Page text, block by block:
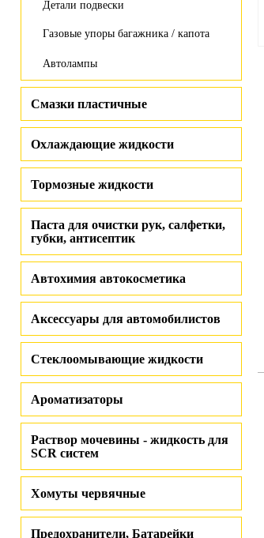
Детали подвески
Газовые упоры багажника / капота
Автолампы
Смазки пластичные
Охлаждающие жидкости
Тормозные жидкости
Паста для очистки рук, салфетки,
губки, антисептик
Автохимия автокосметика
Аксессуары для автомобилистов
Стеклоомывающие жидкости
Ароматизаторы
Раствор мочевины - жидкость для
SCR систем
Хомуты червячные
Предохранители, Батарейки